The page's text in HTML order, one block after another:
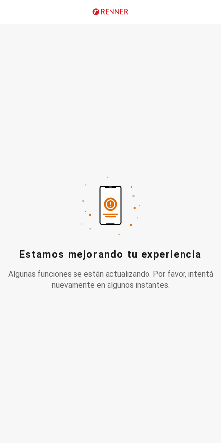
Estamos mejorando tu experiencia
Algunas funciones se están actualizando. Por favor, intentá
nuevamente en algunos instantes.